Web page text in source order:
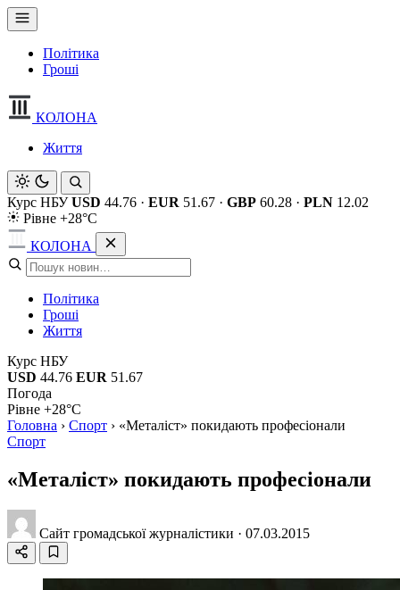
Політика
Гроші
КОЛОНА
Життя
Курс НБУ USD 44.76 · EUR 51.67 · GBP 60.28 · PLN 12.02
Рівне +28°C
КОЛОНА
Політика
Гроші
Життя
Курс НБУ
USD 44.76 EUR 51.67
Погода
Рівне +28°C
Головна › Спорт › «Металіст» покидають професіонали
Спорт
«Металіст» покидають професіонали
Сайт громадської журналістики · 07.03.2015